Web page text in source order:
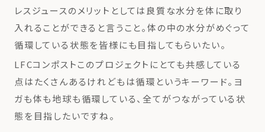
レスジュースのメリットとしては良質な水分を体に取り
入れることができると言うこと。体の中の水分がめぐって
循環している状態を皆様にも目指してもらいたい。
LFCコンポストこのプロジェクトにとても共感している
点はたくさんあるけれどもは循環というキーワード。ヨ
ガも体も地球も循環している、全てがつながっている状
態を目指したいですね。